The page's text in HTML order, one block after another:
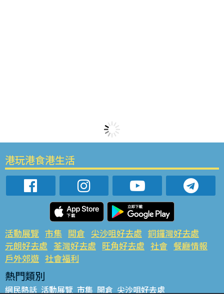
港玩港食港生活
活動展覽 市集 開倉 尖沙咀好去處 銅鑼灣好去處
元朗好去處 荃灣好去處 旺角好去處 社會 餐廳情報
戶外郊遊 社會福利
熱門類別
網民熱話 活動展覽 市集 開倉 尖沙咀好去處